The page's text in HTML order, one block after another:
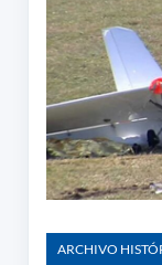
ARCHIVO